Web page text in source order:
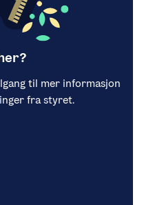
til mer informasjon
fra styret.